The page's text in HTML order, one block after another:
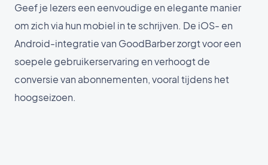
Geef je lezers een eenvoudige en elegante manier
om zich via hun mobiel in te schrijven. De iOS- en
Android-integratie van GoodBarber zorgt voor een
soepele gebruikerservaring en verhoogt de
conversie van abonnementen, vooral tijdens het
hoogseizoen.